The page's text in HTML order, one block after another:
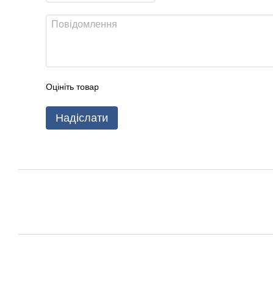
Оцініть товар
Надіслати